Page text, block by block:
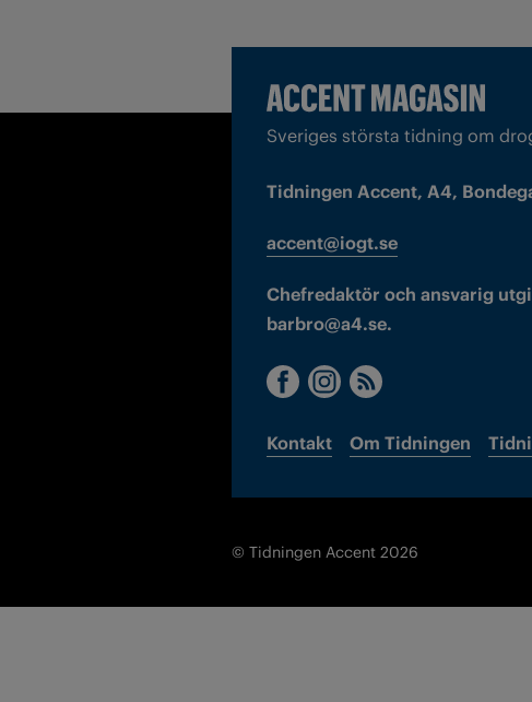
Sveriges största tidning om
Tidningen Accent, A4,
accent@iogt.se
Chefredaktör och ansvarig
barbro@a4.se.
Kontakt Om Tidningen
© Tidningen Accent 2026